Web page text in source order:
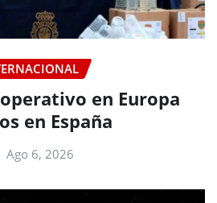
en Europa
en España
Ago 6, 2026